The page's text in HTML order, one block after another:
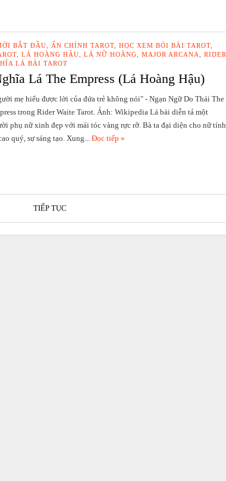
BẮT ĐẦU ẨN CHÍNH TAROT HỌC XEM BÓI BÀI TAROT
LÁ HOÀNG HẬU LÁ NỮ HOÀNG MAJOR ARCANA
RIDER
LÁ BÀI TAROT
Lá The Empress (Lá Hoàng Hậu)
mẹ hiểu được lời của đứa trẻ không nói" - Ngạn Ngữ Do Thái The
trong Rider Waite Tarot. Ảnh: Wikipedia Lá bài diễn tả một
phụ nữ xinh đẹp với mái tóc vàng rực rỡ. Bà ta đại diện cho nữ tính,
quý, sự sáng tạo. Xung...Đọc tiếp »
TIẾP TỤC